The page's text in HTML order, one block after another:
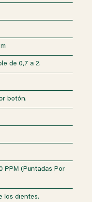
de 0,7 a 2.
botón.
PPM (Puntadas Por
los dientes.